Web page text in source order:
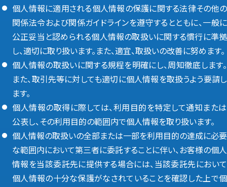
個人情報に適用される個人情報の保護に関する法律その他の
関係法令および関係ガイドラインを遵守するとともに、一般に
公正妥当と認められる個人情報の取扱いに関する慣行に準拠
し、適切に取り扱います。また、適宜、取扱いの改善に努めます。
個人情報の取扱いに関する規程を明確にし、周知徹底します。
また、取引先等に対しても適切に個人情報を取扱うよう要請し
ます。
個人情報の取得に際しては、利用目的を特定して通知または
公表し、その利用目的の範囲内で個人情報を取り扱います。
個人情報の取扱いの全部または一部を利用目的の達成に必要
な範囲内において第三者に委託することに伴い、お客様の個人
情報を当該委託先に提供する場合には、当該委託先において
個人情報の十分な保護がなされていることを確認した上で個